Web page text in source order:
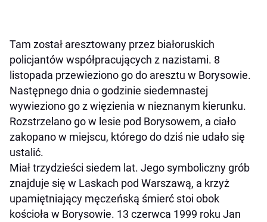
Tam został aresztowany przez białoruskich
policjantów współpracujących z nazistami. 8
listopada przewieziono go do aresztu w Borysowie.
Następnego dnia o godzinie siedemnastej
wywieziono go z więzienia w nieznanym kierunku.
Rozstrzelano go w lesie pod Borysowem, a ciało
zakopano w miejscu, którego do dziś nie udało się
ustalić.
Miał trzydzieści siedem lat. Jego symboliczny grób
znajduje się w Laskach pod Warszawą, a krzyż
upamiętniający męczeńską śmierć stoi obok
kościoła w Borysowie. 13 czerwca 1999 roku Jan